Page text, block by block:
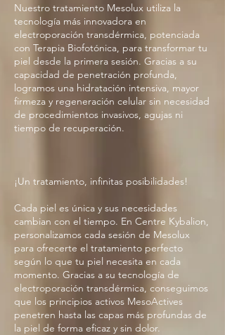
Nuestro tratamiento Mesolux utiliza la
tecnología más innovadora en
electroporación transdérmica, potenciada
con Terapia Biofotónica, para transformar tu
piel desde la primera sesión. Gracias a su
capacidad de penetración profunda,
logramos una hidratación intensiva, mayor
firmeza y regeneración celular sin necesidad
de procedimientos invasivos, agujas ni
tiempo de recuperación.
¡Un tratamiento, infinitas posibilidades!
Cada piel es única y sus necesidades
cambian con el tiempo. En Centre Kybalion,
personalizamos cada sesión de Mesolux
para ofrecerte el tratamiento perfecto
según lo que tu piel necesita en cada
momento. Gracias a su tecnología de
electroporación transdérmica, conseguimos
que los principios activos MesoActives
penetren hasta las capas más profundas de
la piel de forma eficaz y sin dolor.